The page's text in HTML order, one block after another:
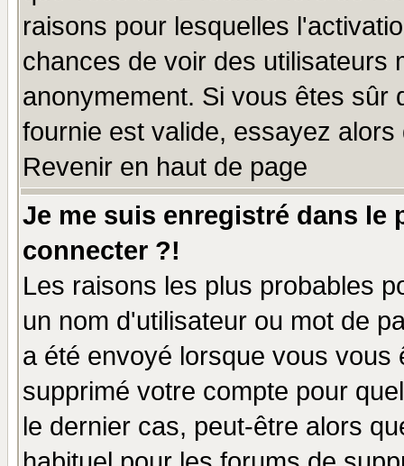
raisons pour lesquelles
chances de voir des utilisateurs
anonymement. Si vous êtes sûr
fournie est valide, essayez
Revenir en haut de page
Je me suis enregistré dans le
connecter ?!
Les raisons les plus probables
un nom d'utilisateur ou mot de
a été envoyé lorsque vous
supprimé votre compte pour
le dernier cas, peut-être alors